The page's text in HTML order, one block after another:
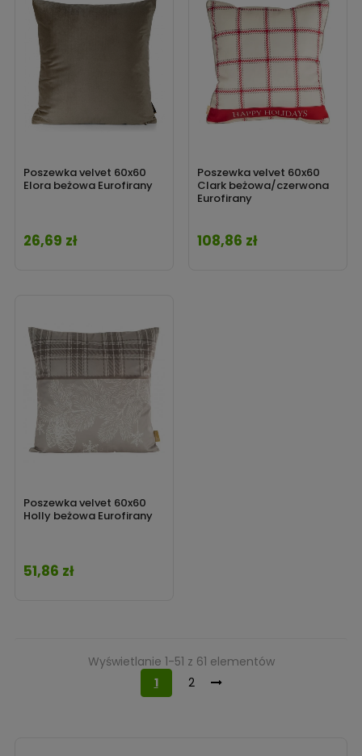
Poszewka velvet 60x60
Elora beżowa Eurofirany
Cena
26,69 zł
Poszewka velvet 60x60
Clark beżowa/czerwona
Eurofirany
Cena
108,86 zł
Poszewka velvet 60x60
Holly beżowa Eurofirany
Cena
51,86 zł
Wyświetlanie 1-51 z 61 elementów
1
2